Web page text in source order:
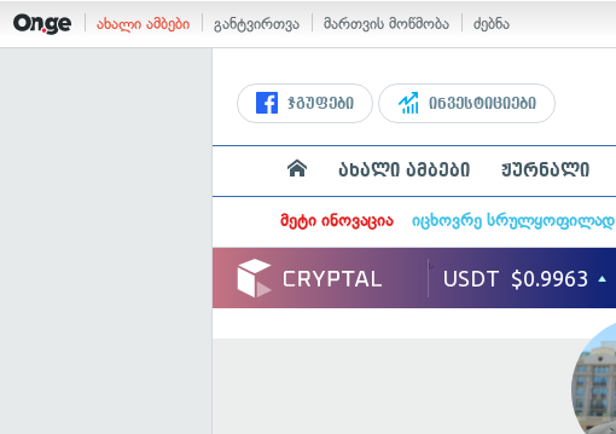
ახალი ამბები განტვირთვა მართვის მოწმობა ძებნა
ჯგუფები ინვესტიციები
ახალი ამბები ჟურნალი
მეტი ინოვაცია იცხოვრე სრულყოფილად